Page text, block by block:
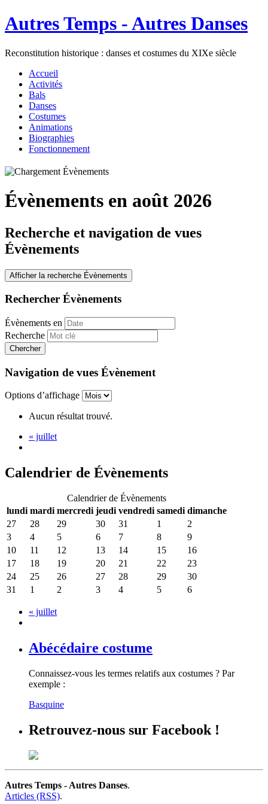
Autres Temps - Autres Danses
Reconstitution historique : danses et costumes du XIXe siècle
Accueil
Activités
Bals
Danses
Costumes
Animations
Biographies
Fonctionnement
Évènements en août 2026
Recherche et navigation de vues
Évènements
Afficher la recherche Évènements
Rechercher Évènements
Évènements en
Recherche
Navigation de vues Évènement
Options d’affichage
Aucun résultat trouvé.
« juillet
Calendrier de Évènements
Calendrier de Évènements
lundi mardi mercredi jeudi vendredi samedi dimanche
27
28 29 30 31 1
2
3
4 5 6 7 8
9
10
11 12 13 14 15
16
17
18 19 20 21 22
23
24
25 26 27 28 29
30
31
1 2 3 4 5 6
« juillet
Abécédaire costume
Connaissez-vous les termes relatifs aux costumes ? Par
exemple :
Basquine
Retrouvez-nous sur Facebook !
Autres Temps - Autres Danses.
Articles (RSS).